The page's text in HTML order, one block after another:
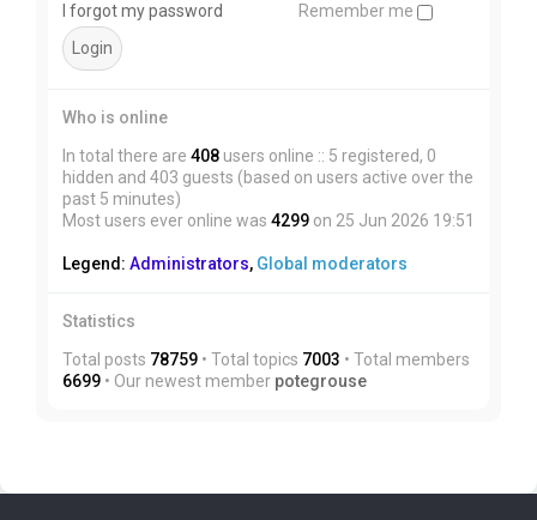
I forgot my password Remember me
Who is online
In total there are 408 users online :: 5 registered, 0
hidden and 403 guests (based on users active over the
past 5 minutes)
Most users ever online was 4299 on 25 Jun 2026 19:51
Legend: Administrators, Global moderators
Statistics
Total posts 78759 • Total topics 7003 • Total members
6699 • Our newest member potegrouse